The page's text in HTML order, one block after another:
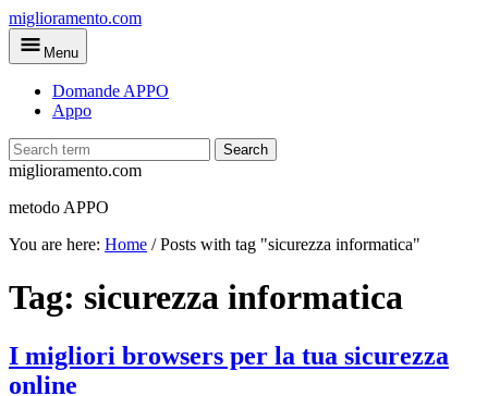
Skip
to
main
miglioramento.com
Menu
Domande APPO
Appo
Search
miglioramento.com
metodo APPO
You are here: Home /Posts with tag "sicurezza informatica"
Tag: sicurezza informatica
I migliori browsers per la tua sicurezza
online